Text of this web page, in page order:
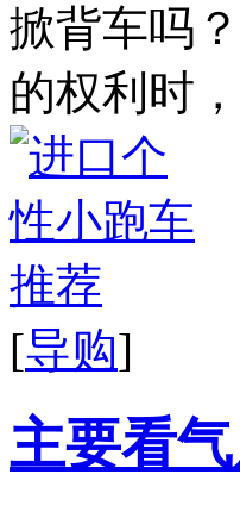
掀背车吗
的权利时
[导购]
主要看